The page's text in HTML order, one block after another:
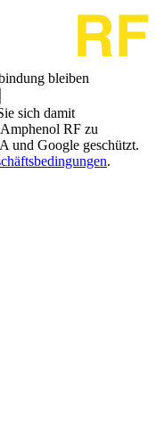
bleiben
sich damit
RF zu
und Google geschützt.
.